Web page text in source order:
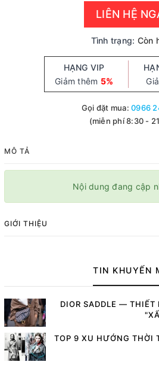
LIÊN HỆ
Tình trạng: Còn
HẠNG VIP
Giảm thêm 5%
Gọi đặt mua:0966
(miễn phí 8:30 -
MÔ TẢ
Nội dung đang cập
GIỚI THIỆU
TIN KHUYẾN
DIOR SADDLE —
TOP 9 XU HƯỚNG THỜI